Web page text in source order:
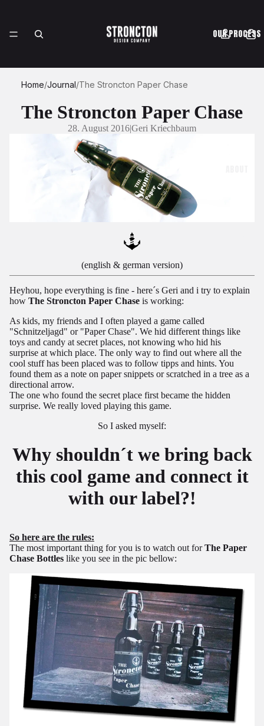
OUR PROCESS
Home/Journal/The Stroncton Paper Chase
The Stroncton Paper Chase
28. August 2016|Geri Kriechbaum
(english & german version)
Heyhou, hope everything is fine - here´s Geri and i try to explain
how The Stroncton Paper Chase is working:
As kids, my friends and I often played a game called
"Schnitzeljagd" or "Paper Chase". We hid different things like
toys and candy at secret places, not knowing who hid his
surprise at which place. The only way to find out where all the
cool stuff has been placed was to follow tipps and hints. You
found them as a note on paper snippets or scratched in a tree as a
directional arrow.
The one who found the secret place first became the hidden
surprise. We really loved playing this game.
So I asked myself:
Why shouldn´t we bring back
this cool game and connect it
with our label?!
So here are the rules:
The most important thing for you is to watch out forThe Paper
Chase Bottles like you see in the pic bellow: